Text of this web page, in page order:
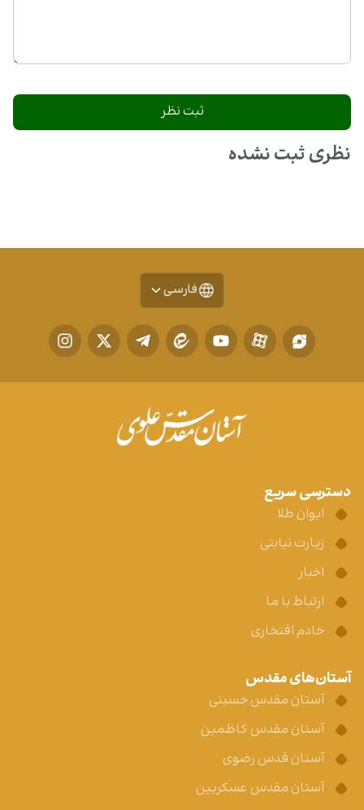
نظری ثبت نشده
فارسی
دسترسی سریع
ایوان طلا
زیارت نیابتی
اخبار
ارتباط با ما
خادم افتخاری
آستان‌های مقدس
آستان مقدس حسینی
آستان مقدس کاظمین
آستان قدس رضوی
آستان مقدس عسکریین